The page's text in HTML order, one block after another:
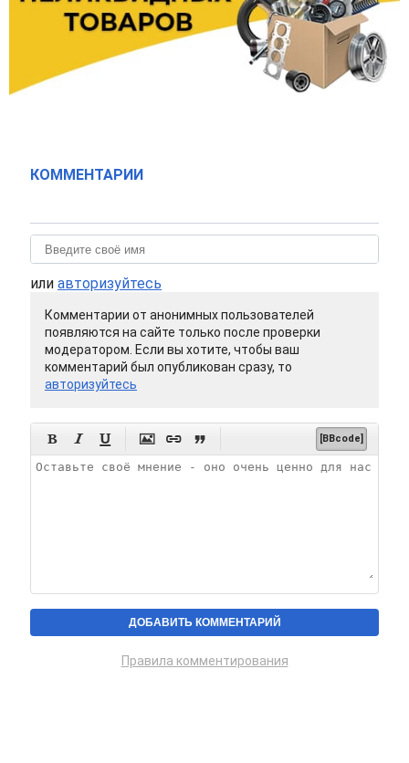
КОММЕНТАРИИ
или авторизуйтесь
Комментарии от анонимных пользователей
появляются на сайте только после проверки
модератором. Если вы хотите, чтобы ваш
комментарий был опубликован сразу, то
авторизуйтесь
      [BBcode]
Правила комментирования